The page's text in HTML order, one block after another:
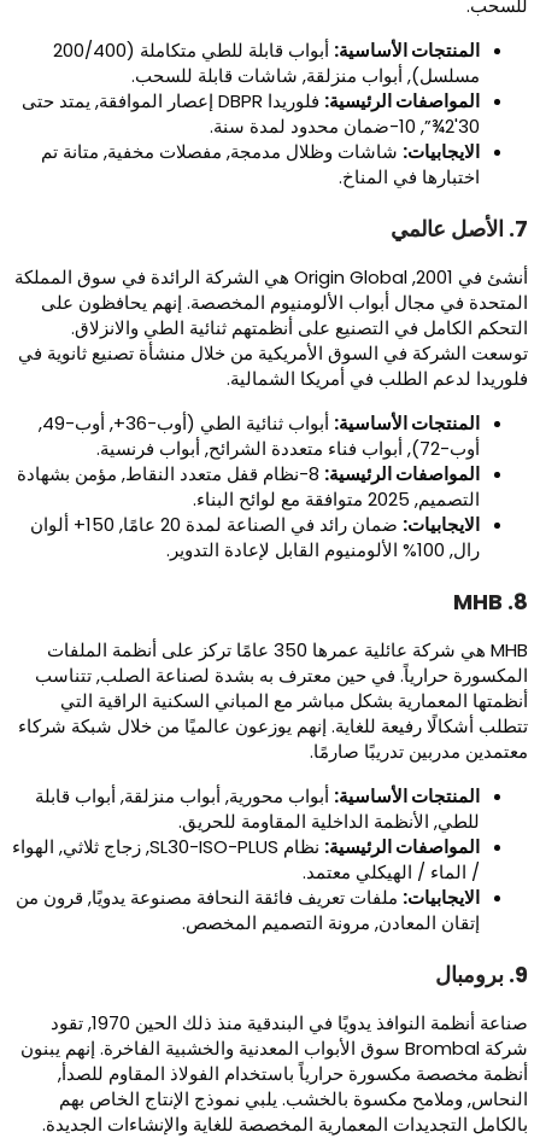
المنتجات الأساسية:
أبواب قابلة للطي متكاملة (200/400
مسلسل), أبواب منزلقة, شاشات قابلة للسحب.
المواصفات الرئيسية:
فلوريدا DBPR إعصار الموافقة, يمتد حتى
30'2¾”, 10-ضمان محدود لمدة سنة.
الايجابيات:شاشات وظلال مدمجة, مفصلات مخفية, متانة تم
اختبارها في المناخ.
أنشئ في 2001, Origin Global هي الشركة الرائدة في سوق المملكة
في مجال أبواب الألومنيوم المخصصة. إنهم يحافظون على
الكامل في التصنيع على أنظمتهم ثنائية الطي والانزلاق.
الشركة في السوق الأمريكية من خلال منشأة تصنيع ثانوية في
لدعم الطلب في أمريكا الشمالية.
المنتجات الأساسية:
أبواب ثنائية الطي (أوب-36+, أوب-49,
أوب-72), أبواب فناء متعددة الشرائح, أبواب فرنسية.
المواصفات الرئيسية:
8-نظام قفل متعدد النقاط, مؤمن بشهادة
التصميم, 2025 متوافقة مع لوائح البناء.
الايجابيات:
ضمان رائد في الصناعة لمدة 20 عامًا, 150+ ألوان
رال, 100% الألومنيوم القابل لإعادة التدوير.
MHB هي شركة عائلية عمرها 350 عامًا تركز على أنظمة الملفات
حرارياً. في حين معترف به بشدة لصناعة الصلب, تتناسب
المعمارية بشكل مباشر مع المباني السكنية الراقية التي
أشكالًا رفيعة للغاية. إنهم يوزعون عالميًا من خلال شبكة شركاء
مدربين تدريبًا صارمًا.
المنتجات الأساسية:أبواب محورية, أبواب منزلقة, أبواب قابلة
للطي, الأنظمة الداخلية المقاومة للحريق.
المواصفات الرئيسية:
نظام SL30-ISO-PLUS, زجاج ثلاثي, الهواء
/ الماء / الهيكلي معتمد.
الايجابيات:ملفات تعريف فائقة النحافة مصنوعة يدويًا, قرون من
إتقان المعادن, مرونة التصميم المخصص.
صناعة أنظمة النوافذ يدويًا في البندقية منذ ذلك الحين 1970, تقود
شركة Brombal سوق الأبواب المعدنية والخشبية الفاخرة. إنهم يبنون
مخصصة مكسورة حرارياً باستخدام الفولاذ المقاوم للصدأ,
وملامح مكسوة بالخشب. يلبي نموذج الإنتاج الخاص بهم
التجديدات المعمارية المخصصة للغاية والإنشاءات الجديدة.